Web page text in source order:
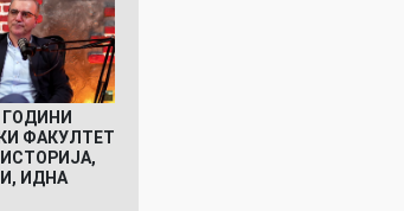
ФАКУЛТЕТ
ИДНА